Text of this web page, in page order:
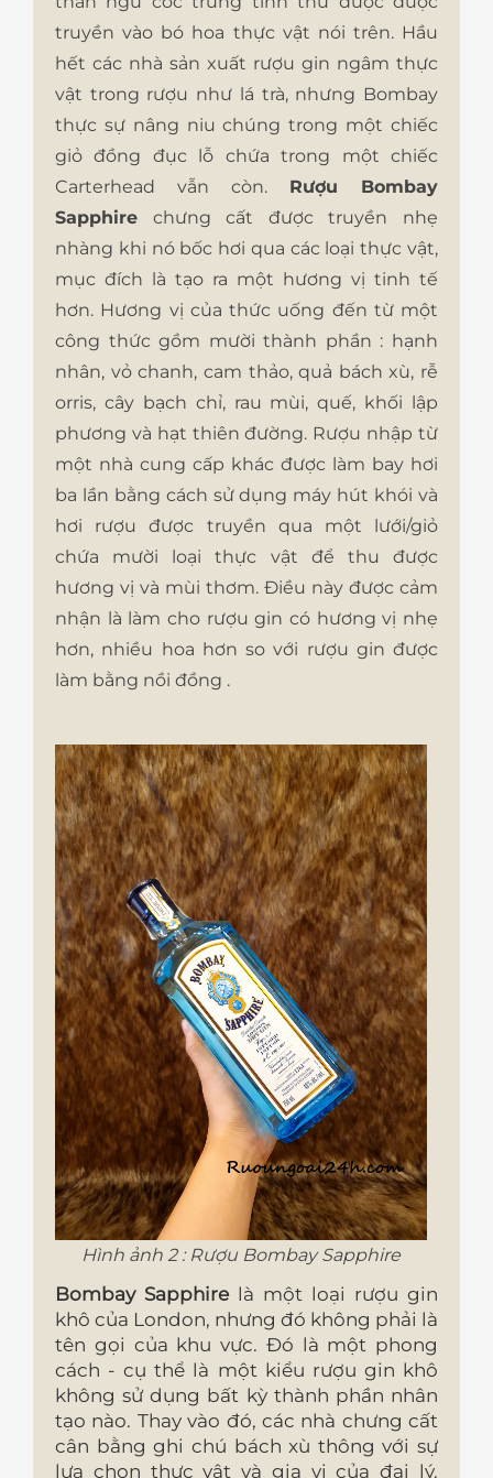
truyền vào bó hoa thực vật nói trên. Hầu
hết các nhà sản xuất rượu gin ngâm thực
vật trong rượu như lá trà, nhưng Bombay
thực sự nâng niu chúng trong một chiếc
giỏ đồng đục lỗ chứa trong một chiếc
Carterhead vẫn còn. Rượu Bombay
Sapphire chưng cất được truyền nhẹ
nhàng khi nó bốc hơi qua các loại thực vật,
mục đích là tạo ra một hương vị tinh tế
hơn. Hương vị của thức uống đến từ một
công thức gồm mười thành phần : hạnh
nhân, vỏ chanh, cam thảo, quả bách xù, rễ
orris, cây bạch chỉ, rau mùi, quế, khối lập
phương và hạt thiên đường. Rượu nhập từ
một nhà cung cấp khác được làm bay hơi
ba lần bằng cách sử dụng máy hút khói và
hơi rượu được truyền qua một lưới/giỏ
chứa mười loại thực vật để thu được
hương vị và mùi thơm. Điều này được cảm
nhận là làm cho rượu gin có hương vị nhẹ
hơn, nhiều hoa hơn so với rượu gin được
làm bằng nồi đồng .
Hình ảnh 2 : Rượu Bombay Sapphire
Bombay Sapphirelà một loại rượu gin
khô của London, nhưng đó không phải là
tên gọi của khu vực. Đó là một phong
cách - cụ thể là một kiểu rượu gin khô
không sử dụng bất kỳ thành phần nhân
tạo nào. Thay vào đó, các nhà chưng cất
cân bằng ghi chú bách xù thông với sự
lựa chọn thực vật và gia vị của đại lý.